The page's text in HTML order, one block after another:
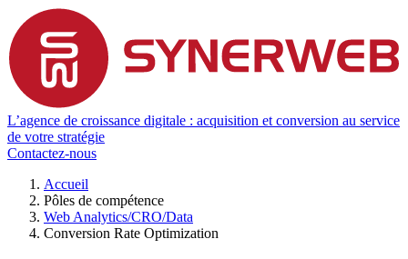
L’agence de croissance digitale : acquisition et conversion au service
de votre stratégie
Contactez-nous
Accueil
Pôles de compétence
Web Analytics/CRO/Data
Conversion Rate Optimization